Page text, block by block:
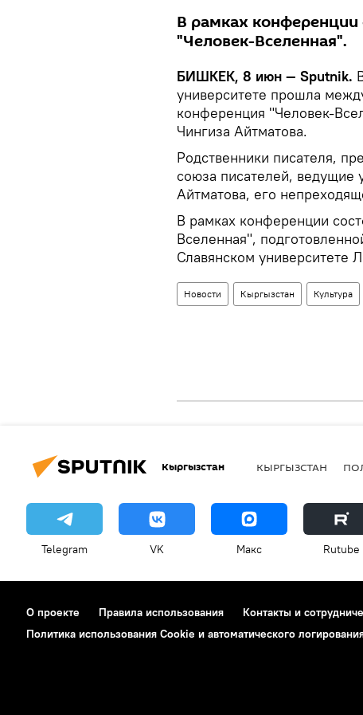
В рамках конференции
"Человек-Вселенная".
БИШКЕК, 8 июн — Sputnik.
университете прошла
конференция "Человек-
Чингиза Айтматова.
Родственники писателя,
союза писателей, ведущие
Айтматова, его
В рамках конференции
Вселенная",
Славянском университете
Новости Кыргызстан Культура
Кыргызстан КЫРГЫЗСТАН
Telegram VK Макс Rutube
О проекте Правила использования Контакты и
Политика использования Cookie и автоматического